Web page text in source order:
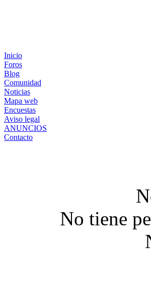
Inicio
Foros
Blog
Comunidad
Noticias
Mapa web
Encuestas
Aviso legal
ANUNCIOS
Contacto
No tiene